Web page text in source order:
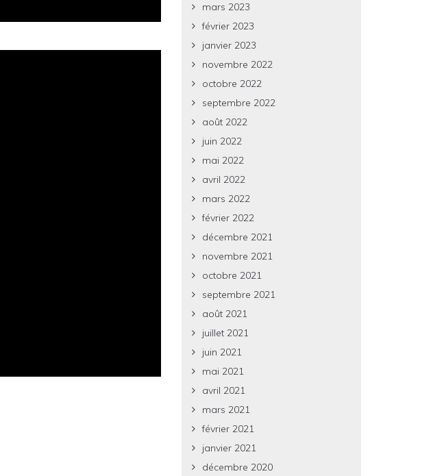
mars 2023
février 2023
janvier 2023
novembre 2022
octobre 2022
septembre 2022
août 2022
juin 2022
mai 2022
avril 2022
mars 2022
février 2022
décembre 2021
novembre 2021
octobre 2021
septembre 2021
août 2021
juillet 2021
juin 2021
mai 2021
avril 2021
mars 2021
février 2021
janvier 2021
décembre 2020